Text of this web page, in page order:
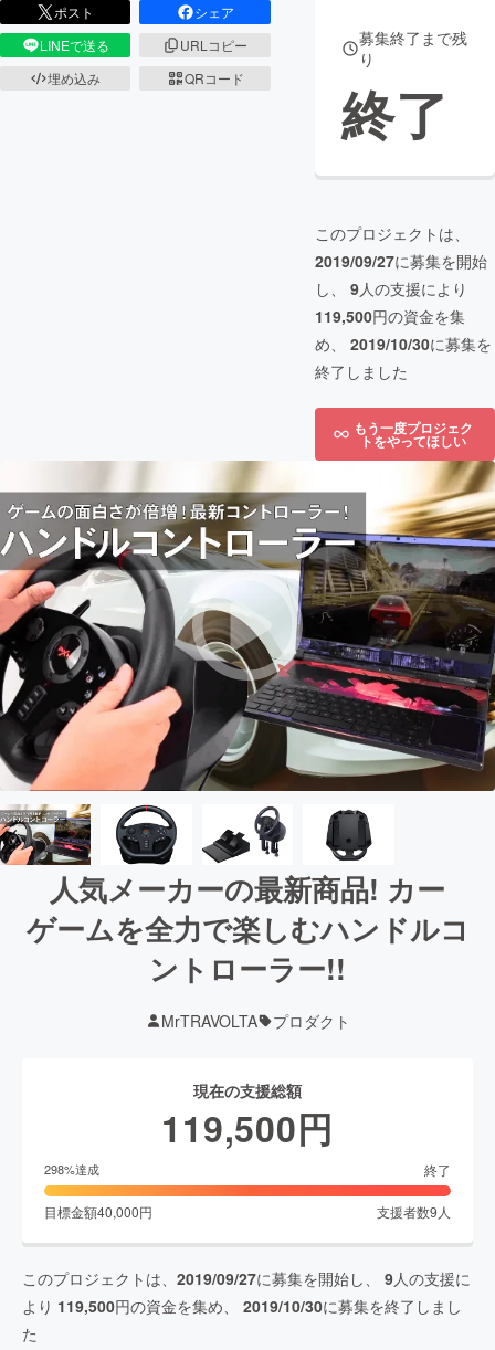
ポスト
シェア
LINEで送る
URLコピー
埋め込み
QRコード
募集終了まで残
り
終了
このプロジェクトは、
2019/09/27に募集を開始
し、 9人の支援により
119,500円の資金を集
め、 2019/10/30に募集を
終了しました
もう一度プロジェク
トをやってほしい
人気メーカーの最新商品! カー
ゲームを全力で楽しむハンドルコ
ントローラー!!
MrTRAVOLTA プロダクト
現在の支援総額
119,500円
298%達成 終了
目標金額40,000円 支援者数9 人
このプロジェクトは、 2019/09/27に募集を開始し、 9人の支援に
より 119,500円の資金を集め、 2019/10/30に募集を終了しまし
た